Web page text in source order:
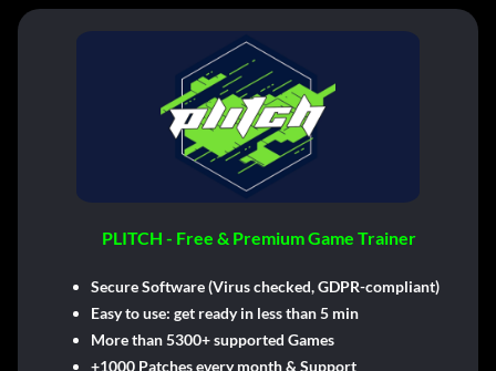
PLITCH - Free & Premium Game Trainer
Secure Software (Virus checked, GDPR-compliant)
Easy to use: get ready in less than 5 min
More than 5300+ supported Games
+1000 Patches every month & Support